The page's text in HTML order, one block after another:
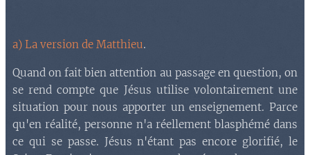
a) La version de Matthieu.
Quand on fait bien attention au passage en question, on
se rend compte que Jésus utilise volontairement une
situation pour nous apporter un enseignement. Parce
qu'en réalité, personne n'a réellement blasphémé dans
ce qui se passe. Jésus n'étant pas encore glorifié, le